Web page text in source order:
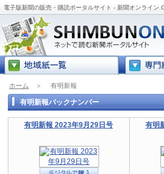
電子版新聞の販売・購読ポータルサイト - 新聞オンライン
ホーム ＞ 有明新報
有明新報バックナンバー
有明新報 2023年9月29日号 有明